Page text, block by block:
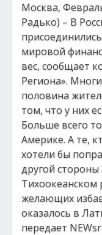
Москва,
Радько) – В
мировой
вес, сообщает
Региона».
половина
том, что у них
Больше всего
Америке. А те,
хотели бы
другой стороны
Тихоокеанском
желающих
оказалось в
передает